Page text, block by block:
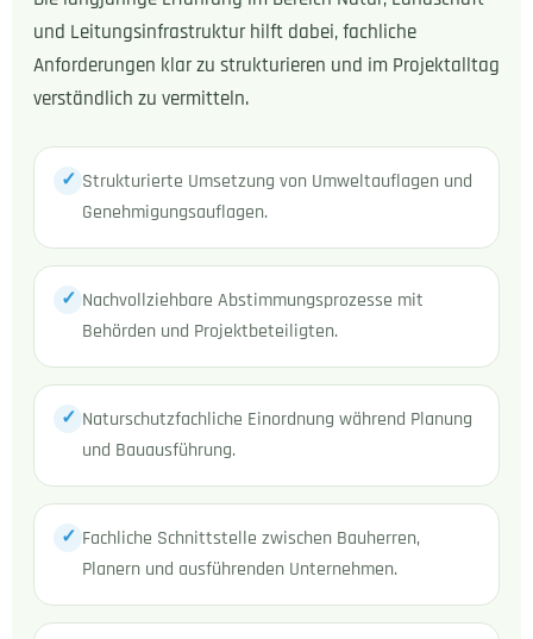
und Leitungsinfrastruktur hilft dabei, fachliche
Anforderungen klar zu strukturieren und im Projektalltag
verständlich zu vermitteln.
✓ Strukturierte Umsetzung von Umweltauflagen und
Genehmigungsauflagen.
✓ Nachvollziehbare Abstimmungsprozesse mit
Behörden und Projektbeteiligten.
✓ Naturschutzfachliche Einordnung während Planung
und Bauausführung.
✓ Fachliche Schnittstelle zwischen Bauherren,
Planern und ausführenden Unternehmen.